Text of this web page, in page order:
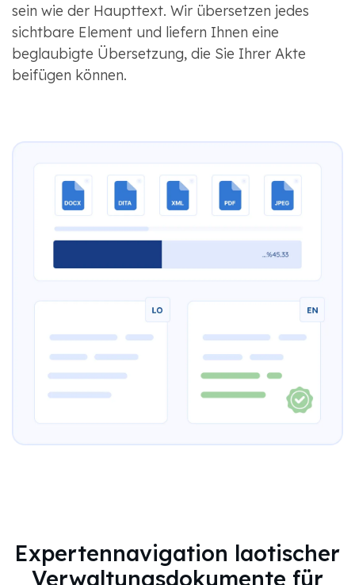
sein wie der Haupttext. Wir übersetzen jedes
sichtbare Element und liefern Ihnen eine
beglaubigte Übersetzung, die Sie Ihrer Akte
beifügen können.
Expertennavigation laotischer
Verwaltungsdokumente für